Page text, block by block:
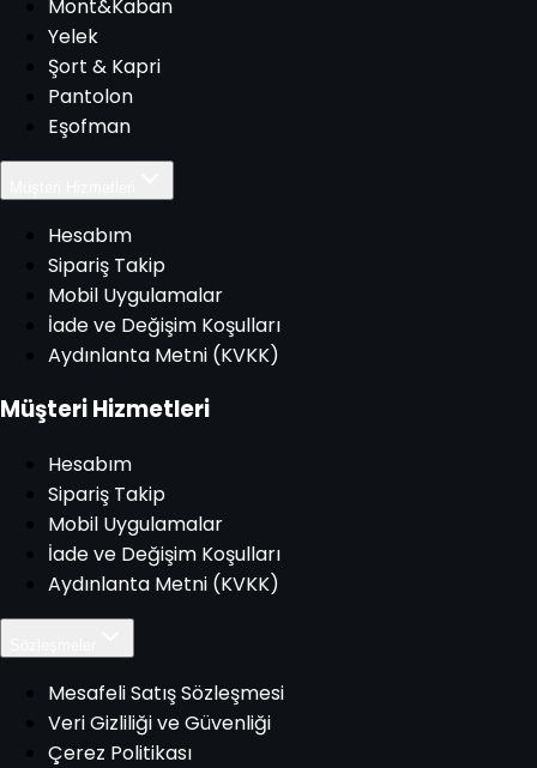
Mont&Kaban
Yelek
Şort & Kapri
Pantolon
Eşofman
Hesabım
Sipariş Takip
Mobil Uygulamalar
İade ve Değişim Koşulları
Aydınlanta Metni (KVKK)
Müşteri Hizmetleri
Hesabım
Sipariş Takip
Mobil Uygulamalar
İade ve Değişim Koşulları
Aydınlanta Metni (KVKK)
Mesafeli Satış Sözleşmesi
Veri Gizliliği ve Güvenliği
Çerez Politikası